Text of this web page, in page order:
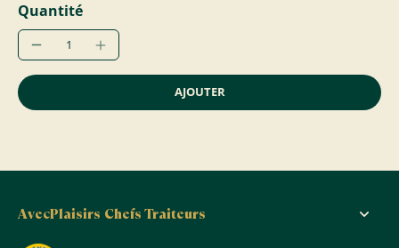
Quantité
AJOUTER
AvecPlaisirs Chefs Traiteurs